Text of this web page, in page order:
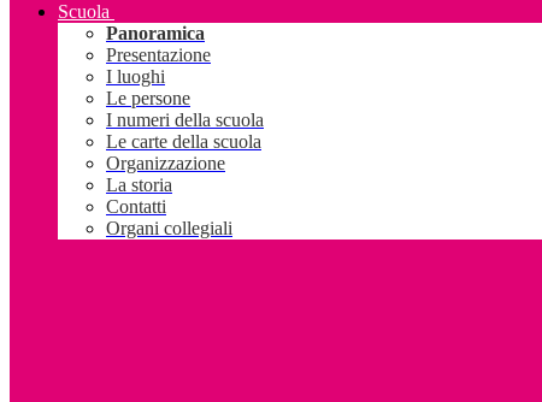
Scuola
Panoramica
Presentazione
I luoghi
Le persone
I numeri della scuola
Le carte della scuola
Organizzazione
La storia
Contatti
Organi collegiali